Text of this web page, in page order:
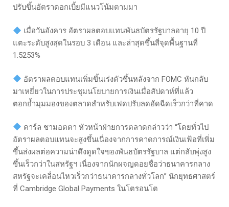
ปรับขึ้นอัตราดอกเบี้ยมีแนวโน้มตามมา
เมื่อวันอังคาร อัตราผลตอบแทนพันธบัตรรัฐบาลอายุ 10 ปี
แตะระดับสูงสุดในรอบ 3 เดือน และล่าสุดขึ้นสี่จุดพื้นฐานที่
1.5253%
อัตราผลตอบแทนเพิ่มขึ้นเร่งตัวขึ้นหลังจาก FOMC หันกลับ
มาเหยี่ยวในการประชุมนโยบายการเงินเมื่อสัปดาห์ที่แล้ว
ตอกย้ำมุมมองของตลาดสำหรับเฟดปรับลดอัดฉีดเร็วกว่าที่คาด
คาร์ล ชามอตตา หัวหน้าฝ่ายการตลาดกล่าวว่า “โดยทั่วไป
อัตราผลตอบแทนจะสูงขึ้นเนื่องจากการคาดการณ์เงินเฟ้อที่เพิ่ม
ขึ้นส่งผลต่อความน่าดึงดูดใจของพันธบัตรรัฐบาล แต่กลับพุ่งสูง
ขึ้นเร็วกว่าในสหรัฐฯ เนื่องจากนักผจญดอยชื่อว่าธนาคารกลาง
สหรัฐจะเคลื่อนไหวเร็วกว่าธนาคารกลางทั่วโลก” นักยุทธศาสตร์
ที่ Cambridge Global Payments ในโตรอนโต